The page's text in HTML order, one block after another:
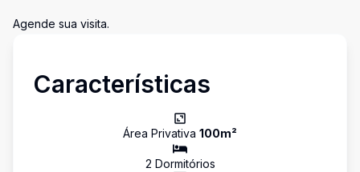
Agende sua visita.
Características
Área Privativa 100m²
2 Dormitórios